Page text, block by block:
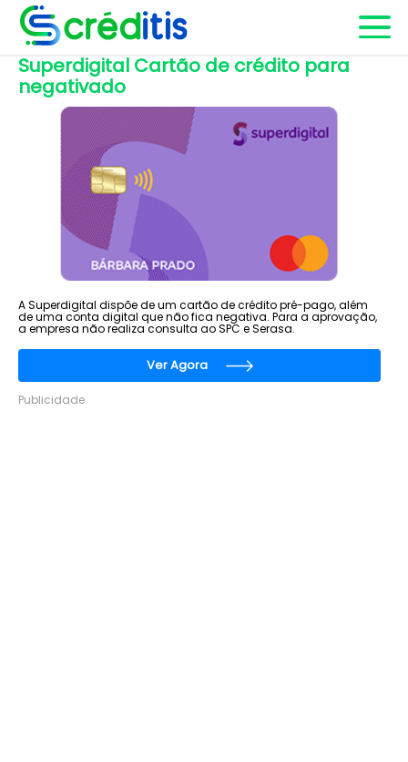
Superdigital Cartão de crédito para
negativado
A Superdigital dispõe de um cartão de crédito pré-pago, além
de uma conta digital que não fica negativa. Para a aprovação,
a empresa não realiza consulta ao SPC e Serasa.
Ver Agora
Publicidade